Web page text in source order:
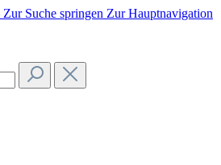
Zur Suche springen Zur Hauptnavigation